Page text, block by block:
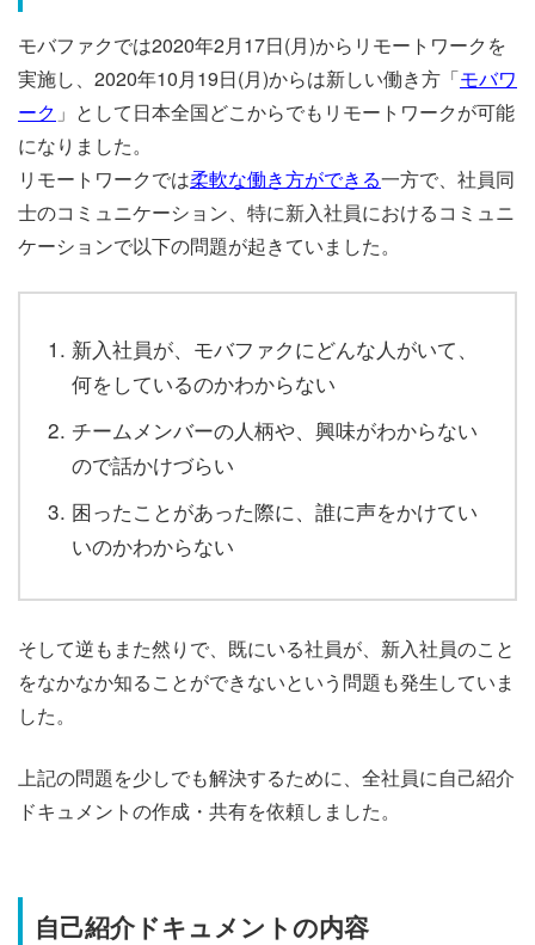
モバファクでは2020年2月17日(月)からリモートワークを
実施し、2020年10月19日(月)からは新しい働き方「モバワ
ーク 」として日本全国どこからでもリモートワークが可能
になりました。
リモートワークでは柔軟な働き方ができる一方で、社員同
士のコミュニケーション、特に新入社員におけるコミュニ
ケーションで以下の問題が起きていました。
新入社員が、モバファクにどんな人がいて、
何をしているのかわからない
チームメンバーの人柄や、興味がわからない
ので話かけづらい
困ったことがあった際に、誰に声をかけてい
いのかわからない
そして逆もまた然りで、既にいる社員が、新入社員のこと
をなかなか知ることができないという問題も発生していま
した。
上記の問題を少しでも解決するために、全社員に自己紹介
ドキュメントの作成・共有を依頼しました。
自己紹介ドキュメントの内容